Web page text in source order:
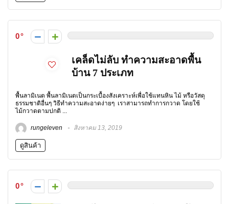
0
เคล็ดไม่ลับ ทำความสะอาดพื้น
บ้าน 7 ประเภท
พื้นลามิเนต พื้นลามิเนตเป็นกระเบื้องสังเคราะห์เพื่อใช้แทนหิน ไม้ หรือวัสดุ
ธรรมชาติอื่นๆ วิธีทำความสะอาดง่ายๆ เราสามารถทำการกวาด โดยใช้
ไม้กวาดตามปกติ ...
rungeleven สิงหาคม 13, 2019
ดูสินค้า
0